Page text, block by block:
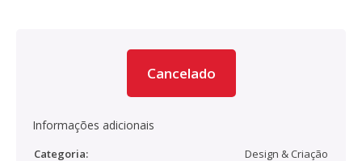
Cancelado
Informações adicionais
Categoria:
Design & Criação